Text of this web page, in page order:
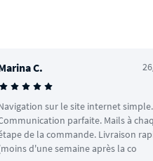
C.
sur le site internet simple.
parfaite. Mails à
de la commande. Livraison
d'une semaine après la co